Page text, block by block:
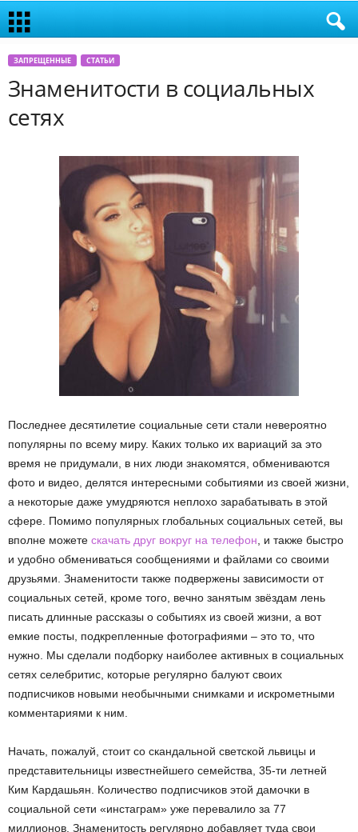
ЗАПРЕЩЕННЫЕ СТАТЬИ
Знаменитости в социальных
сетях
Последнее десятилетие социальные сети стали невероятно
популярны по всему миру. Каких только их вариаций за это
время не придумали, в них люди знакомятся, обмениваются
фото и видео, делятся интересными событиями из своей жизни,
а некоторые даже умудряются неплохо зарабатывать в этой
сфере. Помимо популярных глобальных социальных сетей, вы
вполне можете скачать друг вокруг на телефон , и также быстро
и удобно обмениваться сообщениями и файлами со своими
друзьями. Знаменитости также подвержены зависимости от
социальных сетей, кроме того, вечно занятым звёздам лень
писать длинные рассказы о событиях из своей жизни, а вот
емкие посты, подкрепленные фотографиями – это то, что
нужно. Мы сделали подборку наиболее активных в социальных
сетях селебритис, которые регулярно балуют своих
подписчиков новыми необычными снимками и искрометными
комментариями к ним.
Начать, пожалуй, стоит со скандальной светской львицы и
представительницы известнейшего семейства, 35-ти летней
Ким Кардашьян. Количество подписчиков этой дамочки в
социальной сети «инстаграм» уже перевалило за 77
миллионов. Знаменитость регулярно добавляет туда свои